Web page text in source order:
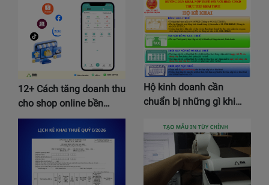
12+ Cách tăng doanh thu
cho shop online bền…
Hộ kinh doanh cần
chuẩn bị những gì khi…